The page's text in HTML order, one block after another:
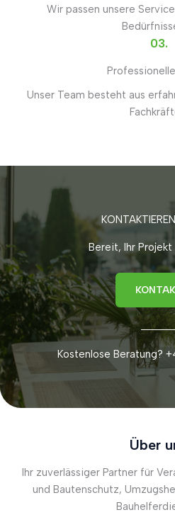
Wir passen unsere
03.
Unser Team besteht aus
Bereit, Ihr
Kostenlose Beratung?
Über
Ihr zuverlässiger Partner für
und Bautenschutz,